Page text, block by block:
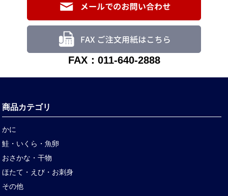
FAX：011-640-2888
商品カテゴリ
かに
鮭・いくら・魚卵
おさかな・干物
ほたて・えび・お刺身
その他